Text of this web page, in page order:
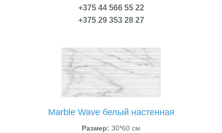
+375 44 566 55 22
+375 29 353 28 27
Marble Wave белый настенная
Размер: 30*60 см